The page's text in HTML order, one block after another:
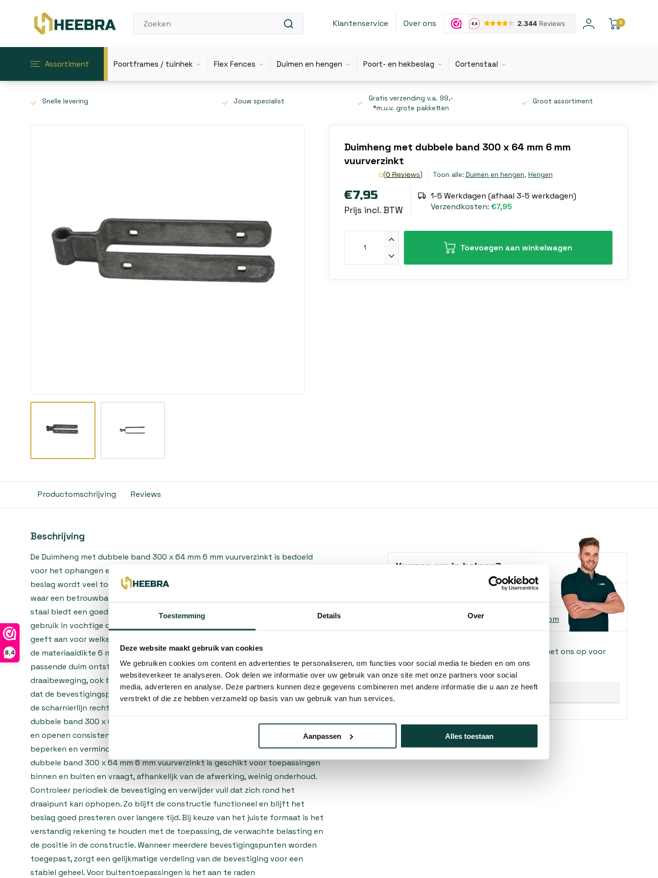
Toestemming Details Over
Deze website maakt gebruik van cookies
We gebruiken cookies om content en advertenties te personaliseren, om functies voor social media te bieden en om ons
websiteverkeer te analyseren. Ook delen we informatie over uw gebruik van onze site met onze partners voor social
media, adverteren en analyse. Deze partners kunnen deze gegevens combineren met andere informatie die u aan ze heeft
verstrekt of die ze hebben verzameld op basis van uw gebruik van hun services.
Aanpassen Alles toestaan
8,4
Klantenservice Over ons 0
Assortiment Poortframes / tuinhek Flex Fences Duimen en hengen Poort- en hekbeslag Cortenstaal
Snelle levering Jouw specialist
Gratis verzending v.a. 99,-
*m.u.v. grote pakketten
Groot assortiment
Duimheng met dubbele band 300 x 64 mm 6 mm
vuurverzinkt
(0 Reviews) Toon alle: Duimen en hengen, Hengen
€7,95
Prijs incl. BTW
1-5 Werkdagen (afhaal 3-5 werkdagen)
Verzendkosten: €7,95
Toevoegen aan winkelwagen
Productomschrijving Reviews
Beschrijving
De Duimheng met dubbele band 300 x 64 mm 6 mm vuurverzinkt is bedoeld
voor het ophangen en laten scharnieren van tuin- en poortdeuren. Dit type
beslag wordt veel toegepast bij houten tuindeuren, erfpoorten en hekwerken
waar een betrouwbare ophanging belangrijk is. De uitvoering in vuurverzinkt
staal biedt een goede bescherming tegen roestvorming en is geschikt voor
gebruik in vochtige omgevingen en buitenlucht. De maatvoering 300 x 64 mm
geeft aan voor welke deur- of poortafmetingen dit beslag geschikt is, terwijl
de materiaaldikte 6 mm bijdraagt aan de belastbaarheid. In combinatie met een
passende duim ontstaat een solide scharnierpunt met een soepele
draaibeweging, ook bij zwaardere deurvleugels. Bij montage is het belangrijk
dat de bevestigingspunten in het hout voldoende draagkracht hebben en dat
de scharnierlijn recht wordt uitgelijnd. Hierdoor werkt de Duimheng met
dubbele band 300 x 64 mm 6 mm vuurverzinkt gelijkmatig en blijft het sluiten
en openen consistent. Het gebruik van degelijk beslag helpt om doorzakken te
beperken en vermindert slijtage op de scharnierpunten. De Duimheng met
dubbele band 300 x 64 mm 6 mm vuurverzinkt is geschikt voor toepassingen
binnen en buiten en vraagt, afhankelijk van de afwerking, weinig onderhoud.
Controleer periodiek de bevestiging en verwijder vuil dat zich rond het
draaipunt kan ophopen. Zo blijft de constructie functioneel en blijft het
beslag goed presteren over langere tijd. Bij keuze van het juiste formaat is het
verstandig rekening te houden met de toepassing, de verwachte belasting en
de positie in de constructie. Wanneer meerdere bevestigingspunten worden
toegepast, zorgt een gelijkmatige verdeling van de bevestiging voor een
stabiel geheel. Voor buitentoepassingen is het aan te raden
Kunnen we je helpen?
info@heebra.com
Hovenier of klusbedrijf? Neem contact met ons op voor
10% korting!